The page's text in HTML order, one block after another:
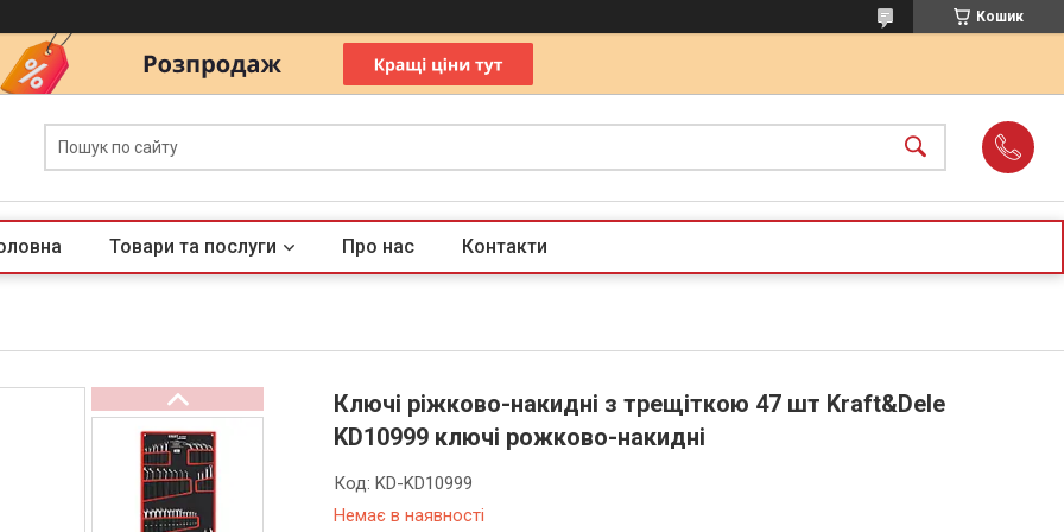
Кошик
Товари та послуги Про нас Контакти
Ключі ріжково-накидні з трещіткою 47 шт Kraft&Dele
KD10999 ключі рожково-накидні
Немає в наявності
Код:KD-KD10999